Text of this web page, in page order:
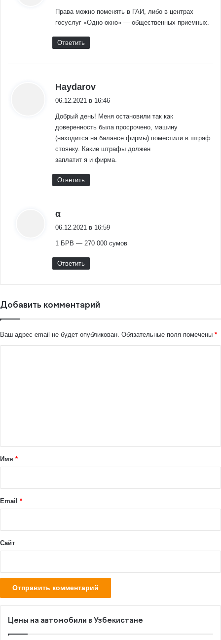
Права можно поменять в ГАИ, либо в центрах
госуслуг «Одно окно» — общественных приемных.
Ответить
Haydarov
06.12.2021 в 16:46
Добрый день! Меня остановили так как
доверенность была просрочено, машину
(находится на балансе фирмы) поместили в штраф
стоянку. Какие штрафы должен
заплатит я и фирма.
Ответить
α
06.12.2021 в 16:59
1 БРВ — 270 000 сумов
Ответить
Добавить комментарий
Ваш адрес email не будет опубликован. Обязательные поля помечены *
а
й
Имя *
Email *
Сайт
Цены на автомобили в Узбекистане